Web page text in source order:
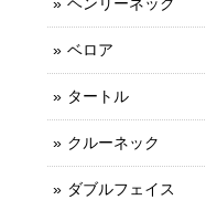
ベロア
タートル
クルーネック
ダブルフェイス